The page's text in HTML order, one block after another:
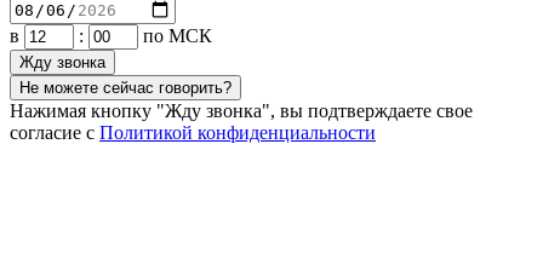
в : по МСК
Жду звонка
Не можете сейчас говорить?
Нажимая кнопку "Жду звонка", вы подтверждаете свое
согласие с Политикой конфиденциальности